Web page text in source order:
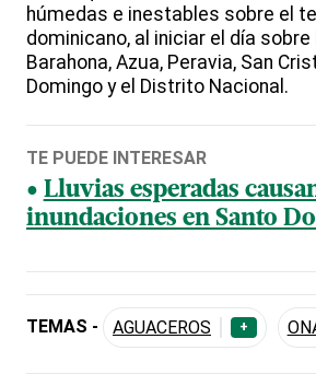
húmedas e inestables sobre el
dominicano, al iniciar el día
Barahona, Azua, Peravia, San
Domingo y el Distrito Nacional.
TE PUEDE INTERESAR
Lluvias esperadas
inundaciones en Santo
TEMAS - AGUACEROS +